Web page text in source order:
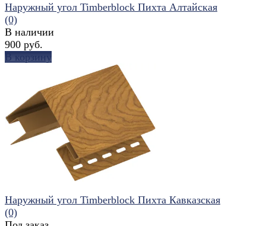
избранное сравнить
Наружный угол Timberblock Пихта Алтайская
(0)
В наличии
900 руб.
В корзину
Наружный угол Timberblock Пихта Кавказская
(0)